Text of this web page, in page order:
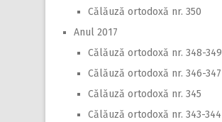
Călăuză ortodoxă nr. 350
Anul 2017
Călăuză ortodoxă nr. 348-349
Călăuză ortodoxă nr. 346-347
Călăuză ortodoxă nr. 345
Călăuză ortodoxă nr. 343-344